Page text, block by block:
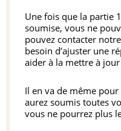
Une fois que la partie
soumise, vous ne
pouvez contacter
besoin d’ajuster une
aider à la mettre à
Il en va de même
aurez soumis toutes
vous ne pourrez plus